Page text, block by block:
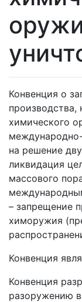
Конвенция о
производства,
химического
на решение
ликвидация
массового
– запрещение
химоружия
Конвенция
Конвенция
разоружению